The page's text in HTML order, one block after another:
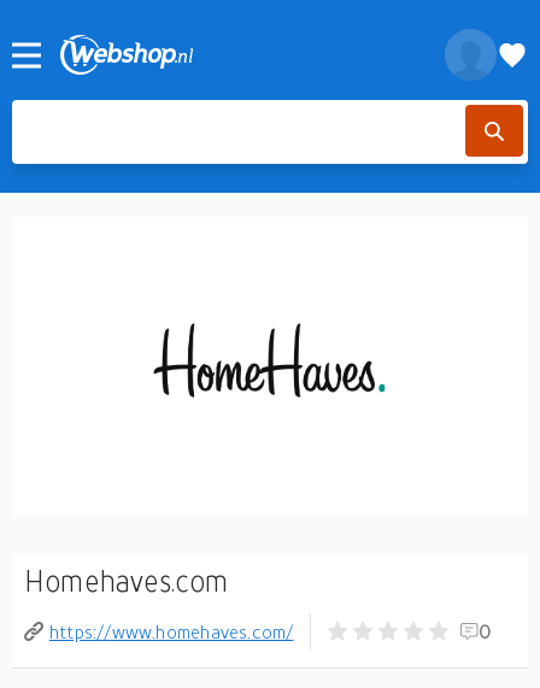
Homehaves.com
https://www.homehaves.com/ 0